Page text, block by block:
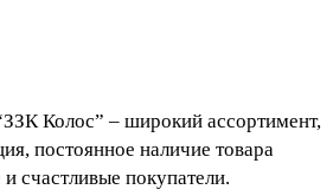
Колос” – широкий ассортимент,
постоянное наличие товара
счастливые покупатели.